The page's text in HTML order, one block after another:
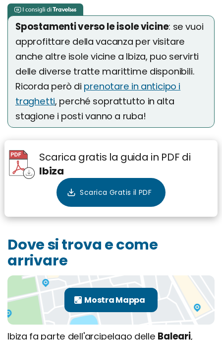
Spostamenti verso le isole vicine: se vuoi
approfittare della vacanza per visitare
anche altre isole vicine a Ibiza, puo servirti
delle diverse tratte marittime disponibili.
Ricorda però di prenotare in anticipo i
traghetti, perché soprattutto in alta
stagione i posti vanno a ruba!
Scarica gratis la guida in PDF di
Ibiza
Dove si trova e come
arrivare
Ibiza fa parte dell'arcipelago delle Baleari,